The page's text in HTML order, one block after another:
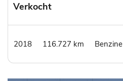
Verkocht
2018 116.727 km Benzine